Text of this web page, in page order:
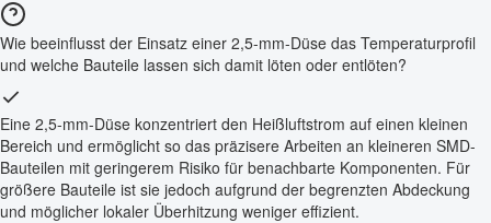
Wie beeinflusst der Einsatz einer 2,5-mm-Düse das Temperaturprofil
und welche Bauteile lassen sich damit löten oder entlöten?
Eine 2,5-mm-Düse konzentriert den Heißluftstrom auf einen kleinen
Bereich und ermöglicht so das präzisere Arbeiten an kleineren SMD-
Bauteilen mit geringerem Risiko für benachbarte Komponenten. Für
größere Bauteile ist sie jedoch aufgrund der begrenzten Abdeckung
und möglicher lokaler Überhitzung weniger effizient.